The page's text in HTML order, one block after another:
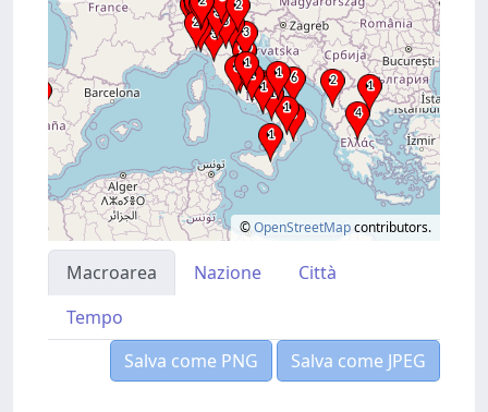
©OpenStreetMapcontributors.
Macroarea Nazione
Città
Tempo
Salva come PNG
Salva come JPEG